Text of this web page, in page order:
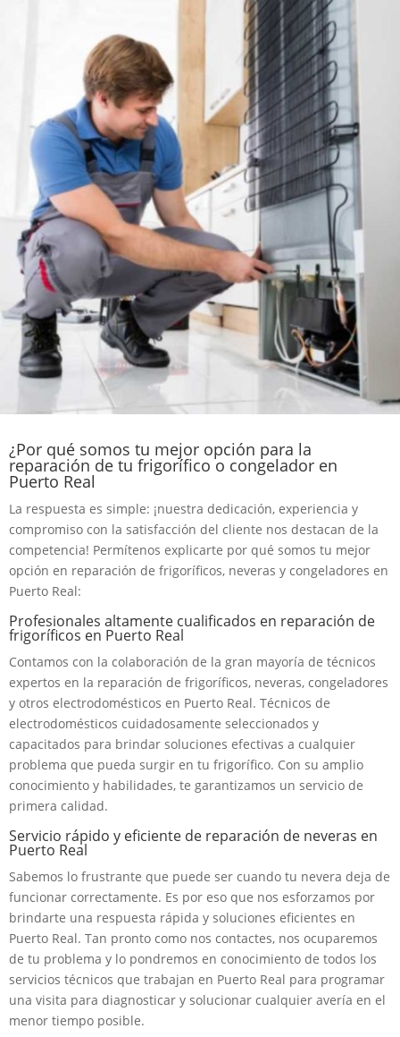
¿Por qué somos tu mejor opción para la
reparación de tu frigorífico o congelador en
Puerto Real
La respuesta es simple: ¡nuestra dedicación, experiencia y
compromiso con la satisfacción del cliente nos destacan de la
competencia! Permítenos explicarte por qué somos tu mejor
opción en reparación de frigoríficos, neveras y congeladores en
Puerto Real:
Profesionales altamente cualificados en reparación de
frigoríficos en Puerto Real
Contamos con la colaboración de la gran mayoría de técnicos
expertos en la reparación de frigoríficos, neveras, congeladores
y otros electrodomésticos en Puerto Real. Técnicos de
electrodomésticos cuidadosamente seleccionados y
capacitados para brindar soluciones efectivas a cualquier
problema que pueda surgir en tu frigorífico. Con su amplio
conocimiento y habilidades, te garantizamos un servicio de
primera calidad.
Servicio rápido y eficiente de reparación de neveras en
Puerto Real
Sabemos lo frustrante que puede ser cuando tu nevera deja de
funcionar correctamente. Es por eso que nos esforzamos por
brindarte una respuesta rápida y soluciones eficientes en
Puerto Real. Tan pronto como nos contactes, nos ocuparemos
de tu problema y lo pondremos en conocimiento de todos los
servicios técnicos que trabajan en Puerto Real para programar
una visita para diagnosticar y solucionar cualquier avería en el
menor tiempo posible.